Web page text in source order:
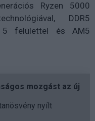
Ryzen 5000
DDR5
5 felülettel és AM5
mozgást az új
nyílt